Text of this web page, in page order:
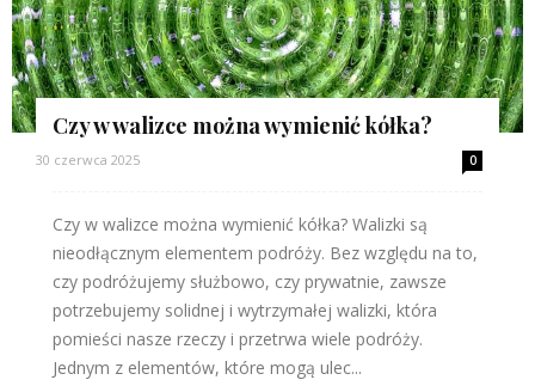
Czy w walizce można wymienić kółka?
30 czerwca 2025 0
Czy w walizce można wymienić kółka? Walizki są
nieodłącznym elementem podróży. Bez względu na to,
czy podróżujemy służbowo, czy prywatnie, zawsze
potrzebujemy solidnej i wytrzymałej walizki, która
pomieści nasze rzeczy i przetrwa wiele podróży.
Jednym z elementów, które mogą ulec...